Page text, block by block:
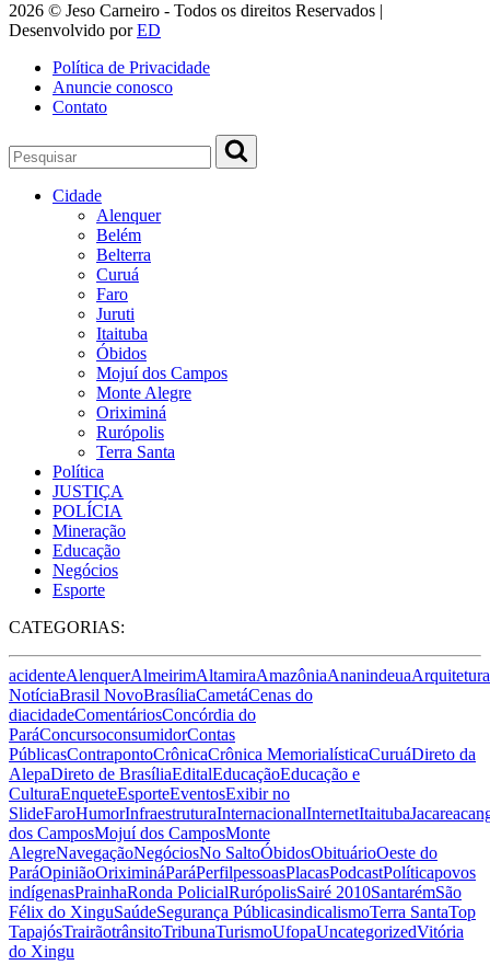
2026 © Jeso Carneiro - Todos os direitos Reservados |
Desenvolvido porED
Política de Privacidade
Anuncie conosco
Contato
Cidade
Alenquer
Belém
Belterra
Curuá
Faro
Juruti
Itaituba
Óbidos
Mojuí dos Campos
Monte Alegre
Oriximiná
Rurópolis
Terra Santa
Política
JUSTIÇA
POLÍCIA
Mineração
Educação
Negócios
Esporte
CATEGORIAS:
acidenteAlenquerAlmeirimAltamiraAmazôniaAnanindeuaArquitetura
NotíciaBrasil NovoBrasíliaCametáCenas do
diacidadeComentáriosConcórdia do
ParáConcursoconsumidorContas
PúblicasContrapontoCrônicaCrônica MemorialísticaCuruáDireto da
AlepaDireto de BrasíliaEditalEducaçãoEducação e
CulturaEnqueteEsporteEventosExibir no
SlideFaroHumorInfraestruturaInternacionalInternetItaituba
dos CamposMojuí dos CamposMonte
AlegreNavegaçãoNegóciosNo SaltoÓbidosObituárioOeste do
ParáOpiniãoOriximináParáPerfilpessoasPlacasPodcastPolíticapovos
indígenasPrainhaRonda PolicialRurópolisSairé 2010SantarémSão
Félix do XinguSaúdeSegurança PúblicasindicalismoTerra SantaTop
TapajósTrairãotrânsitoTribunaTurismoUfopaUncategorizedVitória
do Xingu